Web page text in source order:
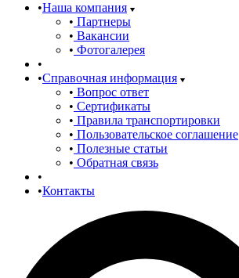
Наша компания
Партнеры
Вакансии
Фотогалерея
Справочная информация
Вопрос ответ
Сертификаты
Правила транспортировки
Пользовательское соглашение
Полезные статьи
Обратная связь
Контакты